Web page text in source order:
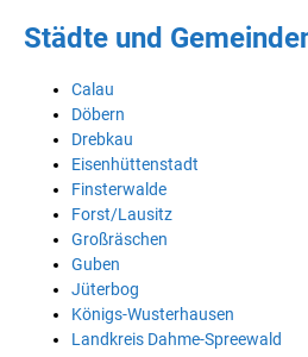
Städte und
Calau
Döbern
Drebkau
Eisenhüttenstadt
Finsterwalde
Forst/Lausitz
Großräschen
Guben
Jüterbog
Königs-Wusterhausen
Landkreis Dahme-Spreewald